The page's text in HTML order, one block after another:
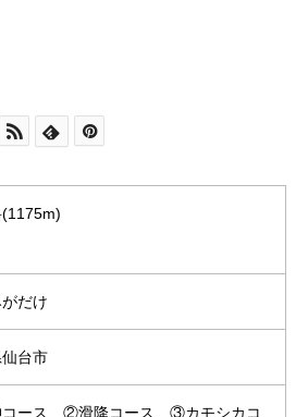
だけ
台市
ース ②滑降コース ③カモシカコ